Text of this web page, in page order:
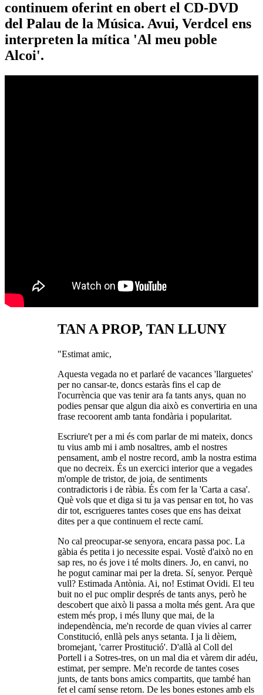
continuem oferint en obert el CD-DVD
del Palau de la Música. Avui, Verdcel ens
interpreten la mítica 'Al meu poble
Alcoi'.
TAN A PROP, TAN LLUNY
"Estimat amic,
Aquesta vegada no et parlaré de vacances 'llarguetes'
per no cansar-te, doncs estaràs fins el cap de
l'ocurrència que vas tenir ara fa tants anys, quan no
podies pensar que algun dia això es convertiria en una
frase recoorent amb tanta fondària i popularitat.
Escriure't per a mi és com parlar de mi mateix, doncs
tu vius amb mi i amb nosaltres, amb el nostres
pensament, amb el nostre record, amb la nostra estima
que no decreix. És un exercici interior que a vegades
m'omple de tristor, de joia, de sentiments
contradictoris i de ràbia. És com fer la 'Carta a casa'.
Què vols que et diga si tu ja vas pensar en tot, ho vas
dir tot, escrigueres tantes coses que ens has deixat
dites per a que continuem el recte camí.
No cal preocupar-se senyora, encara passa poc. La
gàbia és petita i jo necessite espai. Vostè d'això no en
sap res, no és jove i té molts diners. Jo, en canvi, no
he pogut caminar mai per la dreta. Sí, senyor. Perquè
vull? Estimada Antònia. Ai, no! Estimat Ovidi. El teu
buit no el puc omplir després de tants anys, però he
descobert que això li passa a molta més gent. Ara que
estem més prop, i més lluny que mai, de la
independència, me'n recorde de quan vivies al carrer
Constitució, enllà pels anys setanta. I ja li dèiem,
bromejant, 'carrer Prostitució'. D'allà al Coll del
Portell i a Sotres-tres, on un mal dia et vàrem dir adéu,
estimat, per sempre. Me'n recorde de tantes coses
junts, de tants bons amics compartits, que també han
fet el camí sense retorn. De les bones estones amb els